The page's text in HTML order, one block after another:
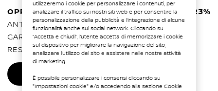
OPPURE € 219 AL MESE - TAN 5,75% TAEG 7,23%
ANTICIPO € 3.177 - 36 RATE - VALORE FUTURO
GARANTITO (RATA FINALE) € 13.000 O PUOI
RESTITUIRLO.
DETTAGLI OFFERTA
utilizzeremo i cookie per personalizzare i contenuti, per
analizzare il traffico sui nostri siti web e per consentire la
personalizzazione della pubblicità e l’integrazione di alcune
funzionalità anche sui social network. Cliccando su
“Accetta e chiudi”, l’utente accetta di memorizzare i cookie
sul dispositivo per migliorare la navigazione del sito,
analizzare l’utilizzo del sito e assistere nelle nostre attività
di marketing.
È possibile personalizzare i consensi cliccando su
"Impostazioni cookie" e/o accedendo alla sezione Cookie